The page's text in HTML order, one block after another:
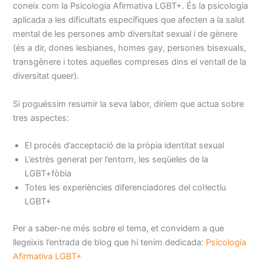
coneix com la Psicologia Afirmativa LGBT+. És la psicologia
aplicada a les dificultats específiques que afecten a la salut
mental de les persones amb diversitat sexual i de gènere
(és a dir, dones lesbianes, homes gay, persones bisexuals,
transgènere i totes aquelles compreses dins el ventall de la
diversitat queer).
Si poguéssim resumir la seva labor, diríem que actua sobre
tres aspectes:
El procés d’acceptació de la pròpia identitat sexual
L’estrès generat per l’entorn, les seqüeles de la
LGBT+fòbia
Totes les experiències diferenciadores del col·lectiu
LGBT+
Per a saber-ne més sobre el tema, et convidem a que
llegeixis l’entrada de blog que hi tenim dedicada: Psicologia
Afirmativa LGBT+